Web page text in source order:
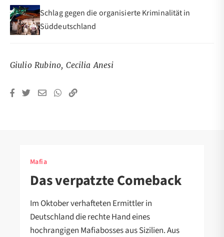
Schlag gegen die organisierte Kriminalität in
Süddeutschland
Giulio Rubino, Cecilia Anesi
Mafia
Das verpatzte Comeback
Im Oktober verhafteten Ermittler in
Deutschland die rechte Hand eines
hochrangigen Mafiabosses aus Sizilien. Aus